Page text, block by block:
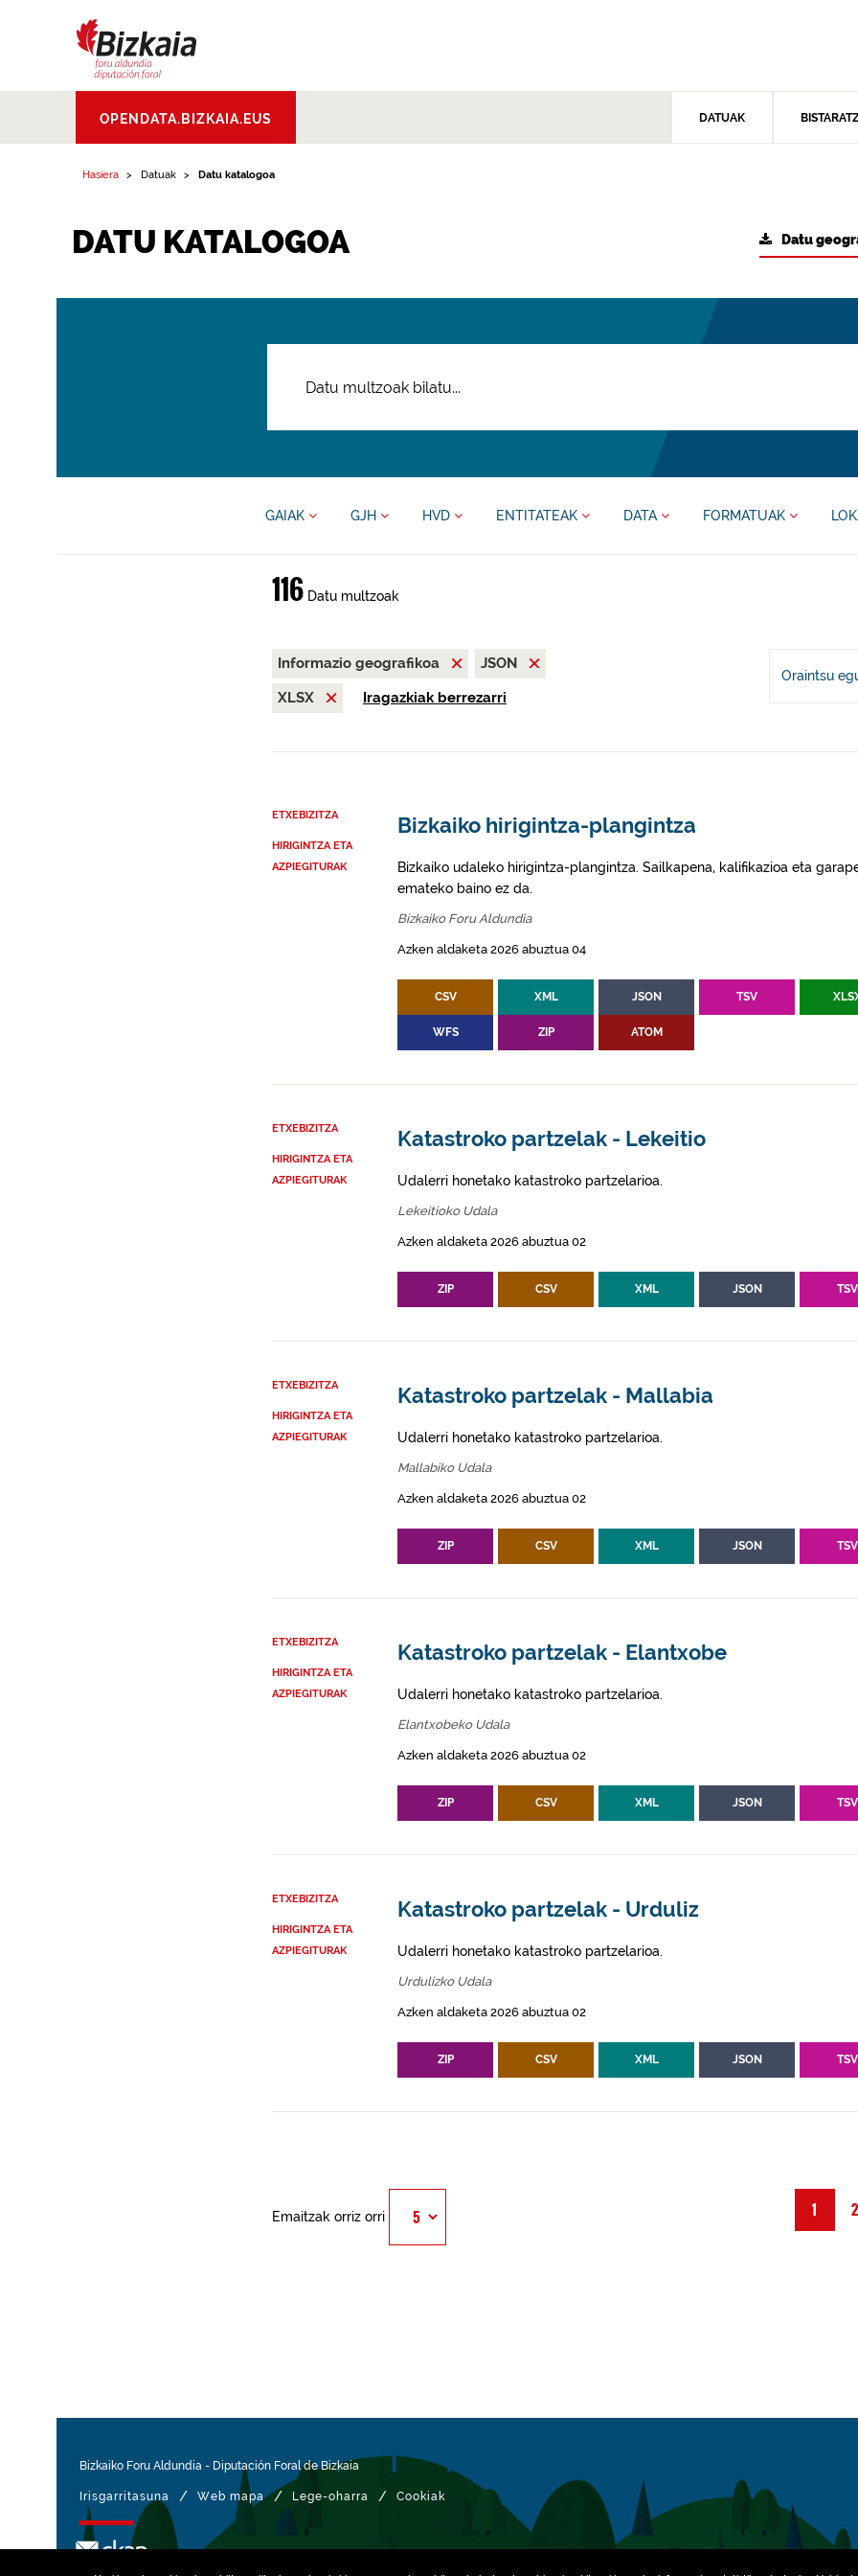
Aldundia.Diputacion
Foral de Bizkaia
OPENDATA.BIZKAIA.EUS DATUAK
Hasiera Datuak Datu katalogoa
DATU KATALOGOA Datu
GAIAK GJH HVD ENTITATEAK DATA FORMATUAK
116Datu multzoak
Informazio geografikoa
JSON
XLSX
Iragazkiak berrezarri
Oraintsu
ETXEBIZITZA
HIRIGINTZA ETA
AZPIEGITURAK
Bizkaiko hirigintza-plangintza
Bizkaiko udaleko hirigintza-plangintza. Sailkapena, kalifikazioa eta
emateko baino ez da.
Bizkaiko Foru Aldundia
Azken aldaketa 2026 abuztua 04
CSV XML JSON TSV
WFS ZIP ATOM
ETXEBIZITZA
HIRIGINTZA ETA
AZPIEGITURAK
Katastroko partzelak - Lekeitio
Udalerri honetako katastroko partzelarioa.
Lekeitioko Udala
Azken aldaketa 2026 abuztua 02
ZIP CSV XML JSON TSV
ETXEBIZITZA
HIRIGINTZA ETA
AZPIEGITURAK
Katastroko partzelak - Mallabia
Udalerri honetako katastroko partzelarioa.
Mallabiko Udala
Azken aldaketa 2026 abuztua 02
ZIP CSV XML JSON TSV
ETXEBIZITZA
HIRIGINTZA ETA
AZPIEGITURAK
Katastroko partzelak - Elantxobe
Udalerri honetako katastroko partzelarioa.
Elantxobeko Udala
Azken aldaketa 2026 abuztua 02
ZIP CSV XML JSON TSV
ETXEBIZITZA
HIRIGINTZA ETA
AZPIEGITURAK
Katastroko partzelak - Urduliz
Udalerri honetako katastroko partzelarioa.
Urdulizko Udala
Azken aldaketa 2026 abuztua 02
ZIP CSV XML JSON TSV
1 2
Emaitzak orriz orri
Bizkaiko Foru Aldundia - Diputación Foral de Bizkaia
Irisgarritasuna / Web mapa / Lege-oharra / Cookiak